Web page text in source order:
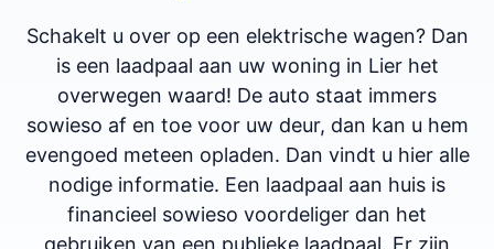
Schakelt u over op een elektrische wagen? Dan
is een laadpaal aan uw woning in Lier het
overwegen waard! De auto staat immers
sowieso af en toe voor uw deur, dan kan u hem
evengoed meteen opladen. Dan vindt u hier alle
nodige informatie. Een laadpaal aan huis is
financieel sowieso voordeliger dan het
gebruiken van een publieke laadpaal. Er zijn